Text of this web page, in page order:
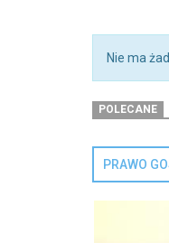
Nie ma
POLECANE
PRAWO